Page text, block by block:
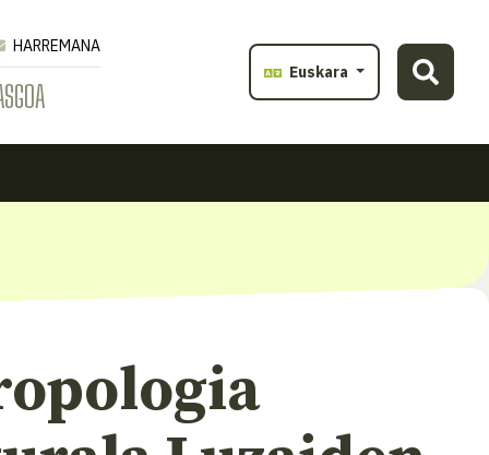
HARREMANA
Euskara